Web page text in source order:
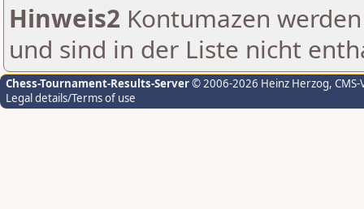
Hinweis2 Kontumazen
und sind in der Liste nicht
Chess-Tournament-Results-Server© 2006-2026 Heinz Herzog,
Legal details/Terms of use